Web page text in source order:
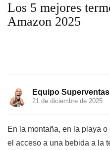
Los 5 mejores
Amazon 2025
Equipo Superventas
21 de diciembre de 2025
En la montaña, en la playa
el acceso a una bebida a la